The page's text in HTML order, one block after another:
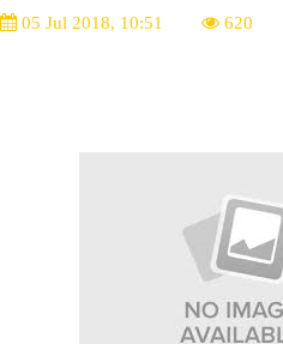
05 Jul 2018, 10:51 620